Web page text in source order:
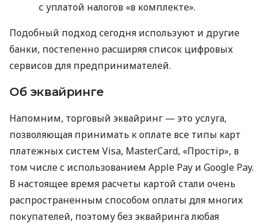
с уплатой налогов «в комплекте».
Подобный подход сегодня используют и другие
банки, постепенно расширяя список цифровых
сервисов для предпринимателей.
Об эквайринге
Напомним, торговый эквайринг — это услуга,
позволяющая принимать к оплате все типы карт
платежных систем Visa, MasterCard, «Простір», в
том числе с использованием Apple Pay и Google Pay.
В настоящее время расчеты картой стали очень
распространенным способом оплаты для многих
покупателей, поэтому без эквайринга любая